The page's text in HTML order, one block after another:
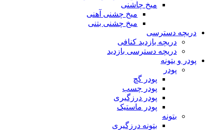
میخ چاشنی
میخ چشنی آهنی
میخ چشنی بتنی
دریچه دسترسی
دریچه بازدید کنافی
دریچه دسترسی بازدید
پودر و بتونه
پودر
پودر گچ
پودر چسب
پودر درزگیری
پودر ماستیک
بتونه
بتونه درزگیری